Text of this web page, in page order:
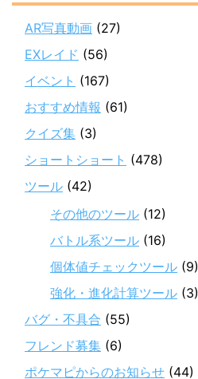
AR写真動画 (27)
EXレイド (56)
イベント (167)
おすすめ情報 (61)
クイズ集 (3)
ショートショート (478)
ツール (42)
その他のツール (12)
バトル系ツール (16)
個体値チェックツール (9)
強化・進化計算ツール (3)
バグ・不具合 (55)
フレンド募集 (6)
ポケマピからのお知らせ (44)